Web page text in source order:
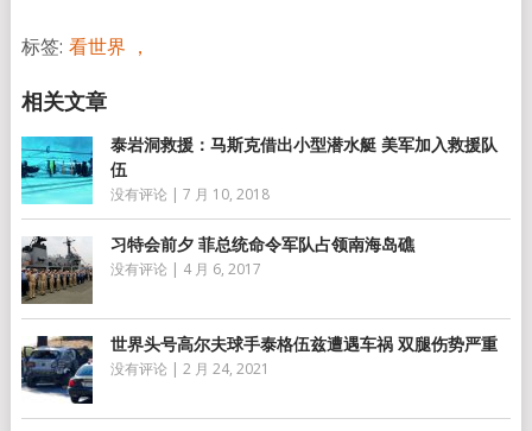
标签: 看世界 ，
泰岩洞救援：马斯克借出小型潜水艇 美军加入救援队
伍
没有评论 | 7 月 10, 2018
习特会前夕 菲总统命令军队占领南海岛礁
没有评论 | 4 月 6, 2017
世界头号高尔夫球手泰格伍兹遭遇车祸 双腿伤势严重
没有评论 | 2 月 24, 2021